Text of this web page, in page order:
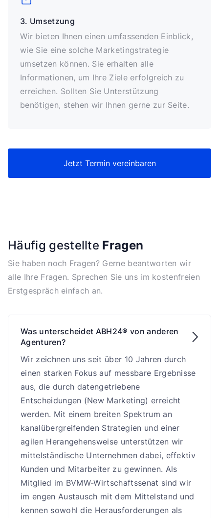
3. Umsetzung
Wir bieten Ihnen einen umfassenden Einblick,
wie Sie eine solche Marketingstrategie
umsetzen können. Sie erhalten alle
Informationen, um Ihre Ziele erfolgreich zu
erreichen. Sollten Sie Unterstützung
benötigen, stehen wir Ihnen gerne zur Seite.
Jetzt Termin vereinbaren
Häufig gestellte Fragen
Sie haben noch Fragen? Gerne beantworten wir
alle Ihre Fragen. Sprechen Sie uns im kostenfreien
Erstgespräch einfach an.
Was unterscheidet ABH24® von anderen
Agenturen?

Wir zeichnen uns seit über 10 Jahren durch
einen starken Fokus auf messbare Ergebnisse
aus, die durch datengetriebene
Entscheidungen (New Marketing) erreicht
werden. Mit einem breiten Spektrum an
kanalübergreifenden Strategien und einer
agilen Herangehensweise unterstützen wir
mittelständische Unternehmen dabei, effektiv
Kunden und Mitarbeiter zu gewinnen. Als
Mitglied im BVMW-Wirtschaftssenat sind wir
im engen Austausch mit dem Mittelstand und
kennen sowohl die Herausforderungen als